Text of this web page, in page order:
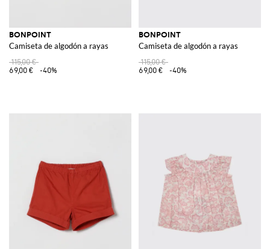
BONPOINT
Camiseta de algodón a rayas
115,00 €
69,00 €
-40%
BONPOINT
Camiseta de algodón a rayas
115,00 €
69,00 €
-40%